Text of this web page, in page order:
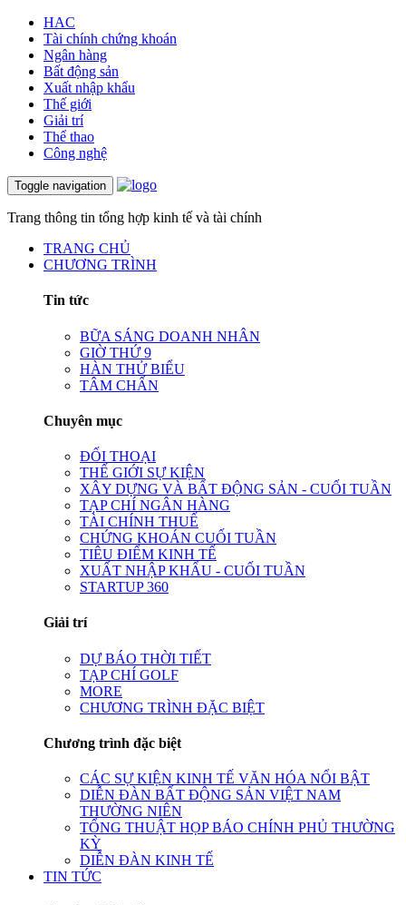
HAC
Tài chính chứng khoán
Ngân hàng
Bất động sản
Xuất nhập khẩu
Thế giới
Giải trí
Thể thao
Công nghệ
Toggle navigation
Trang thông tin tổng hợp kinh tế và tài chính
TRANG CHỦ
CHƯƠNG TRÌNH
Tin tức
BỮA SÁNG DOANH NHÂN
GIỜ THỨ 9
HÀN THỬ BIỂU
TÂM CHẤN
Chuyên mục
ĐỐI THOẠI
THẾ GIỚI SỰ KIỆN
XÂY DỰNG VÀ BẤT ĐỘNG SẢN - CUỐI TUẦN
TẠP CHÍ NGÂN HÀNG
TÀI CHÍNH THUẾ
CHỨNG KHOÁN CUỐI TUẦN
TIÊU ĐIỂM KINH TẾ
XUẤT NHẬP KHẨU - CUỐI TUẦN
STARTUP 360
Giải trí
DỰ BÁO THỜI TIẾT
TẠP CHÍ GOLF
MORE
CHƯƠNG TRÌNH ĐẶC BIỆT
Chương trình đặc biệt
CÁC SỰ KIỆN KINH TẾ VĂN HÓA NỔI BẬT
DIỄN ĐÀN BẤT ĐỘNG SẢN VIỆT NAM
THƯỜNG NIÊN
TỔNG THUẬT HỌP BÁO CHÍNH PHỦ THƯỜNG
KỲ
DIỄN ĐÀN KINH TẾ
TIN TỨC